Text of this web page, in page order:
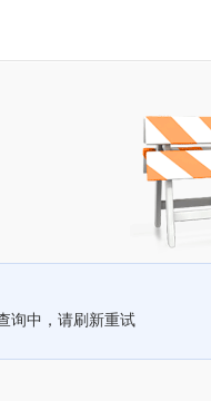
询中，请刷新重试